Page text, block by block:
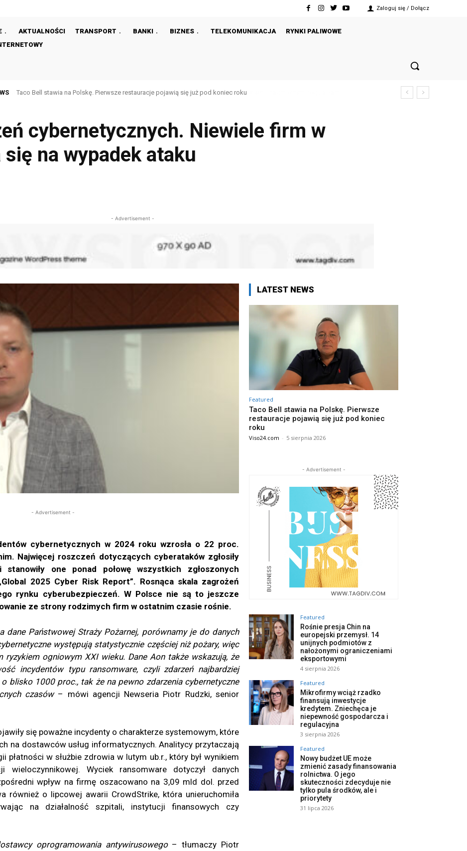
Zaloguj się / Dołącz
AKTUALNOŚCI TRANSPORT BANKI BIZNES TELEKOMUNIKACJA
RYNKI PALIWOWE
Taco Bell stawia na Polskę. Pierwsze restauracje pojawią się już pod koniec roku
cybernetycznych. Niewiele firm w
na wypadek ataku
- Advertisement -
- Advertisement -
cybernetycznych w 2024 roku wzrosła o 22 proc.
Najwięcej roszczeń dotyczących cyberataków zgłosiły
one ponad połowę wszystkich zgłoszonych
2025 Cyber Risk Report”. Rosnąca skala zagrożeń
rynku cyberubezpieczeń. W Polsce nie są to jeszcze
ze strony rodzimych firm w ostatnim czasie rośnie.
dane Państwowej Straży Pożarnej, porównamy je do danych
występują statystycznie częściej niż pożary, więc
ogniowym XXI wieku. Dane Aon także wskazują, że
incydentów typu ransomware, czyli zdarzeń najbardziej
blisko 1000 proc., tak że na pewno zdarzenia cybernetyczne
czasów – mówi agencji Newseria Piotr Rudzki, senior
się poważne incydenty o charakterze systemowym, które
na dostawców usług informatycznych. Analitycy przytaczają
płatności w służbie zdrowia w lutym ub.r., który był wynikiem
wieloczynnikowej. Wyciek ransomware dotyczył danych
wpływ na firmę oszacowano na 3,09 mld dol. przed
również o lipcowej awarii CrowdStrike, która unieruchomiła
na działalność szpitali, instytucji finansowych czy
oprogramowania antywirusowego – tłumaczy Piotr
LATEST NEWS
Featured
Taco Bell stawia na Polskę. Pierwsze
restauracje pojawią się już pod koniec
roku
Viso24.com - 5 sierpnia 2026
- Advertisement -
Featured
Rośnie presja Chin na
europejski przemysł. 14
unijnych podmiotów z
nałożonymi ograniczeniami
eksportowymi
4 sierpnia 2026
Featured
Mikrofirmy wciąż rzadko
finansują inwestycje
kredytem. Zniechęca je
niepewność gospodarcza i
regulacyjna
3 sierpnia 2026
Featured
Nowy budżet UE może
zmienić zasady finansowania
rolnictwa. O jego
skuteczności zdecyduje nie
tylko pula środków, ale i
priorytety
31 lipca 2026